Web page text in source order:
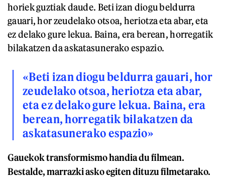
horiek guztiak daude. Beti izan diogu beldurra
gauari, hor zeudelako otsoa, heriotza eta abar, eta
ez delako gure lekua. Baina, era berean, horregatik
bilakatzen da askatasunerako espazio.
«Beti izan diogu beldurra gauari, hor
zeudelako otsoa, heriotza eta abar,
eta ez delako gure lekua. Baina, era
berean, horregatik bilakatzen da
askatasunerako espazio»
Gauekok transformismo handia du filmean.
Bestalde, marrazki asko egiten dituzu filmetarako.